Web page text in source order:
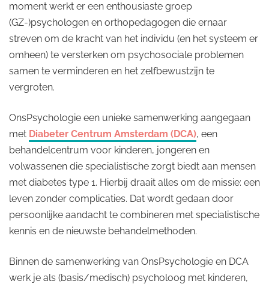
moment werkt er een enthousiaste groep
(GZ-)psychologen en orthopedagogen die ernaar
streven om de kracht van het individu (en het systeem er
omheen) te versterken om psychosociale problemen
samen te verminderen en het zelfbewustzijn te
vergroten.
OnsPsychologie een unieke samenwerking aangegaan
met Diabeter Centrum Amsterdam (DCA), een
behandelcentrum voor kinderen, jongeren en
volwassenen die specialistische zorgt biedt aan mensen
met diabetes type 1. Hierbij draait alles om de missie: een
leven zonder complicaties. Dat wordt gedaan door
persoonlijke aandacht te combineren met specialistische
kennis en de nieuwste behandelmethoden.
Binnen de samenwerking van OnsPsychologie en DCA
werk je als (basis/medisch) psycholoog met kinderen,